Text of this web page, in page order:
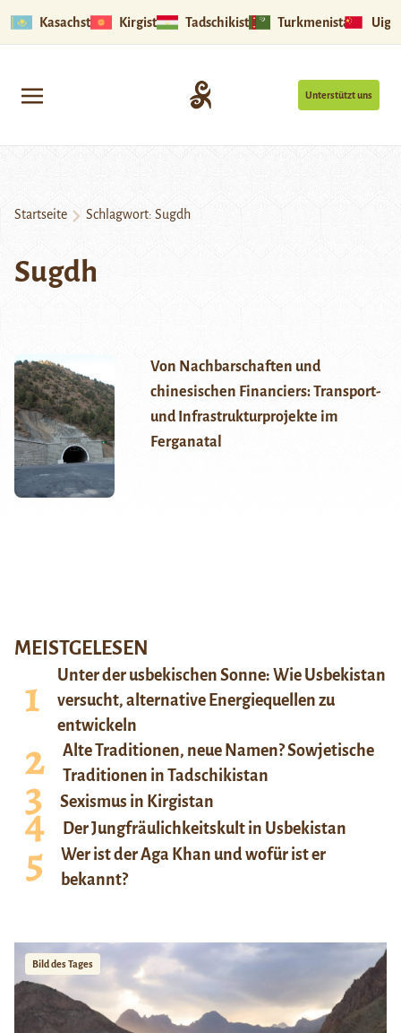
Kasachstan Kirgistan Tadschikistan Turkmenistan
Unterstützt uns
Startseite Schlagwort: Sugdh
Sugdh
Von Nachbarschaften und
chinesischen Financiers: Transport-
und Infrastrukturprojekte im
Ferganatal
MEISTGELESEN
Unter der usbekischen Sonne: Wie Usbekistan
versucht, alternative Energiequellen zu
entwickeln
Alte Traditionen, neue Namen? Sowjetische
Traditionen in Tadschikistan
Sexismus in Kirgistan
Der Jungfräulichkeitskult in Usbekistan
Wer ist der Aga Khan und wofür ist er
bekannt?
Bild des Tages